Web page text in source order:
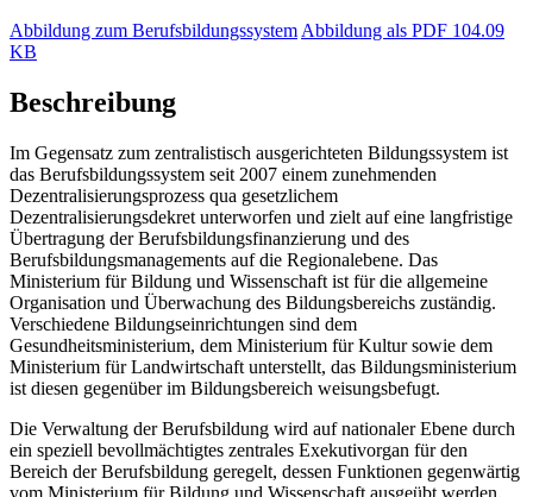
Abbildung zum Berufsbildungssystem Abbildung als PDF 104.09
KB
Beschreibung
Im Gegensatz zum zentralistisch ausgerichteten Bildungssystem ist
das Berufsbildungssystem seit 2007 einem zunehmenden
Dezentralisierungsprozess qua gesetzlichem
Dezentralisierungsdekret unterworfen und zielt auf eine langfristige
Übertragung der Berufsbildungsfinanzierung und des
Berufsbildungsmanagements auf die Regionalebene. Das
Ministerium für Bildung und Wissenschaft ist für die allgemeine
Organisation und Überwachung des Bildungsbereichs zuständig.
Verschiedene Bildungseinrichtungen sind dem
Gesundheitsministerium, dem Ministerium für Kultur sowie dem
Ministerium für Landwirtschaft unterstellt, das Bildungsministerium
ist diesen gegenüber im Bildungsbereich weisungsbefugt.
Die Verwaltung der Berufsbildung wird auf nationaler Ebene durch
ein speziell bevollmächtigtes zentrales Exekutivorgan für den
Bereich der Berufsbildung geregelt, dessen Funktionen gegenwärtig